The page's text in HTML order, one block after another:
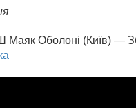
Оболоні (Київ) —